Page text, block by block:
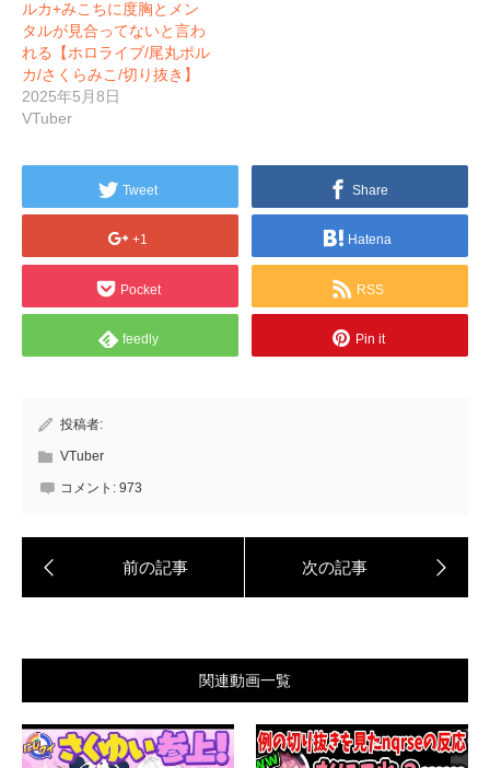
ルカ+みこちに度胸とメン
タルが見合ってないと言わ
れる【ホロライブ/尾丸ポル
カ/さくらみこ/切り抜き】
2025年5月8日
VTuber
Tweet Share
+1 Hatena
Pocket RSS
feedly Pin it
投稿者:
VTuber
コメント: 973
関連動画一覧